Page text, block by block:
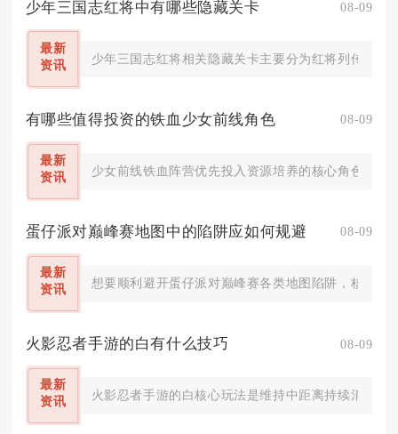
少年三国志红将中有哪些隐藏关卡 08-09
最新
资讯
少年三国志红将相关隐藏关卡主要分为红将列传密
有哪些值得投资的铁血少女前线角色 08-09
最新
资讯
少女前线铁血阵营优先投入资源培养的核心角色为
蛋仔派对巅峰赛地图中的陷阱应如何规避 08-09
最新
资讯
想要顺利避开蛋仔派对巅峰赛各类地图陷阱，核心
火影忍者手游的白有什么技巧 08-09
最新
资讯
火影忍者手游的白核心玩法是维持中距离持续消耗